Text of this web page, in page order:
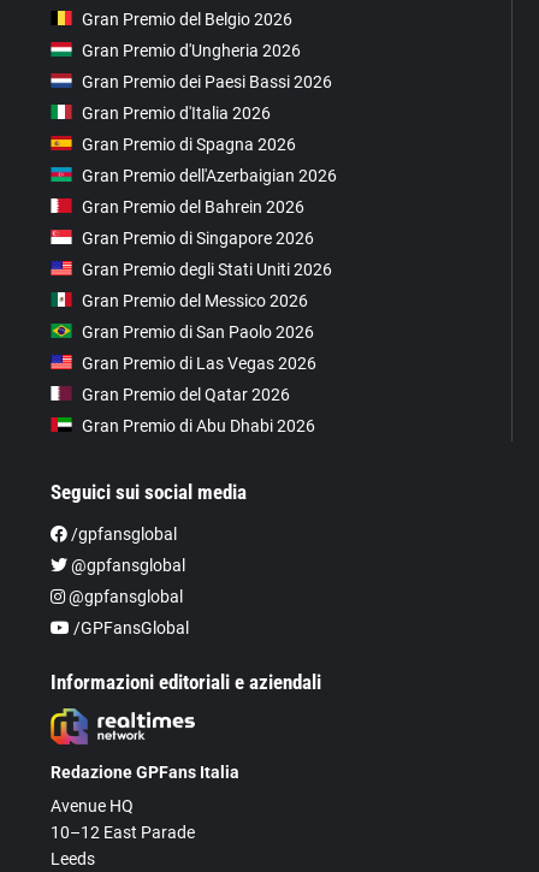
Gran Premio del Belgio 2026
Gran Premio d'Ungheria 2026
Gran Premio dei Paesi Bassi 2026
Gran Premio d'Italia 2026
Gran Premio di Spagna 2026
Gran Premio dell'Azerbaigian 2026
Gran Premio del Bahrein 2026
Gran Premio di Singapore 2026
Gran Premio degli Stati Uniti 2026
Gran Premio del Messico 2026
Gran Premio di San Paolo 2026
Gran Premio di Las Vegas 2026
Gran Premio del Qatar 2026
Gran Premio di Abu Dhabi 2026
Seguici sui social media
/gpfansglobal
@gpfansglobal
@gpfansglobal
/GPFansGlobal
Informazioni editoriali e aziendali
Redazione GPFans Italia
Avenue HQ
10–12 East Parade
Leeds